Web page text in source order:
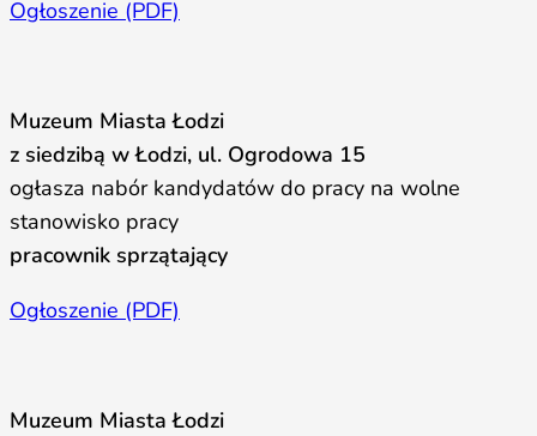
Ogłoszenie (PDF)
Muzeum Miasta Łodzi
z siedzibą w Łodzi, ul. Ogrodowa 15
ogłasza nabór kandydatów do pracy na wolne
stanowisko pracy
pracownik sprzątający
Ogłoszenie (PDF)
Muzeum Miasta Łodzi